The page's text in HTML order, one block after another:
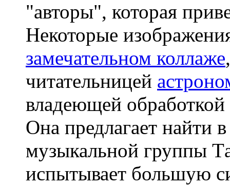
"авторы", которая
Некоторые
замечательном коллаже
читательницей
владеющей
Она предлагает найти
музыкальной группы
испытывает большую